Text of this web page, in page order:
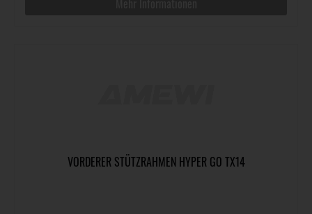
VORDERER STÜTZRAHMEN HYPER GO TX14